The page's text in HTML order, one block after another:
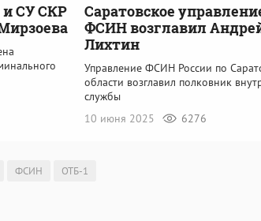
СУ СКР
Саратовское
ФСИН возглавил
Лихтин
Управление ФСИН России по
области возглавил полковник
службы
10 июня 2025
6276
ФСИН
ОТБ-1